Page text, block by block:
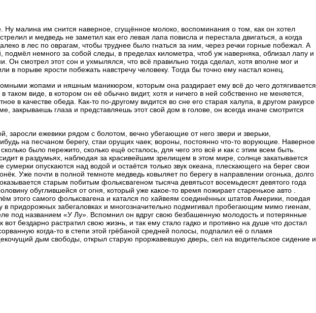
малина им снится наверное, сгущённое молоко, воспоминания о том, как он хотел
и медведь не заметил как его левая лапа повисла и перестала двигаться, а когда
в лес по оврагам, чтобы труднее было гнаться за ним, через речки горные побежал. А
подмёл немного за собой следы, в пределах километра, чтоб уж наверняка, облизал лапу и
Он смотрел этот сон и ухмылялся, что всё правильно тогда сделал, хотя вполне мог и
в порыве ярости побежать навстречу человеку. Тогда бы точно ему настал конец.
жопами и няшным маникюром, которым она раздирает ему всё до чего дотягивается
виде, в котором он её обычно видит, хотя и ничего в ней собственно не меняется,
в качестве обеда. Как-то по-другому видится во сне его старая халупа, в другом ракурсе
закрываешь глаза и представляешь этот свой дом в голове, он всегда иначе смотрится
заросли ежевики рядом с болотом, вечно убегающие от него звери и зверьки,
на песчаном берегу, стаи орущих чаек; вороны, постоянно что-то ворующие. Наверное
было пережито, сколько ещё осталось, для чего это всё и как с этим всем быть.
в раздумьях, наблюдая за красивейшим зрелищем в этом мире, солнце закатывается
сумерки опускаются над водой и остаётся только звук океана, плескающего на берег свои
Уже почти в полной темноте медведь ковыляет по берегу в направлении огонька, долго
старым побитым фольксвагеном тысяча девятьсот восемьдесят девятого года
обуглившейся от огня, который уже какое-то время пожирает старенькое авто .
этого самого фольксвагена и катался по хайвеям соединённых штатов Америки, поедая
в придорожных забегаловках и многозначительно подмигивал пробегающим мимо гиенам,
под названием «У Лу». Вспомнил он вдруг свою безбашенную молодость и потерянные
вот бездарно растратил свою жизнь, и так ему стало гадко и противно на душе что достал
когда-то в степи этой грёбаной средней полосы, подпалил её о пламя
дым свободы, открыл старую проржавевшую дверь, сел на водительское сидение и